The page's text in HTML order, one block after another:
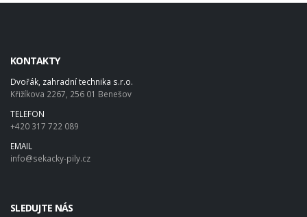
KONTAKTY
Dvořák, zahradní technika s.r.o.
Křižíkova 2267, 256 01 Benešov
TELEFON
+420 317 722 089
EMAIL
info@sekacky-pily.cz
SLEDUJTE NÁS